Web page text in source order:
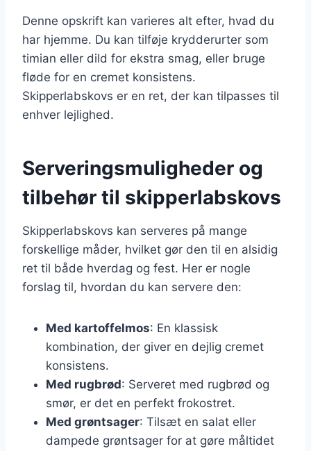
Denne opskrift kan varieres alt efter, hvad du
har hjemme. Du kan tilføje krydderurter som
timian eller dild for ekstra smag, eller bruge
fløde for en cremet konsistens.
Skipperlabskovs er en ret, der kan tilpasses til
enhver lejlighed.
Serveringsmuligheder og
tilbehør til skipperlabskovs
Skipperlabskovs kan serveres på mange
forskellige måder, hvilket gør den til en alsidig
ret til både hverdag og fest. Her er nogle
forslag til, hvordan du kan servere den:
Med kartoffelmos: En klassisk
kombination, der giver en dejlig cremet
konsistens.
Med rugbrød: Serveret med rugbrød og
smør, er det en perfekt frokostret.
Med grøntsager: Tilsæt en salat eller
dampede grøntsager for at gøre måltidet